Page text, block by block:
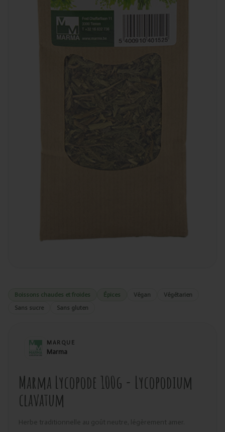
Boissons chaudes et froides Épices Végan
Végétarien
Sans sucre
Sans gluten
MARQUE
Marma
Marma Lycopode 100g - Lycopodium
clavatum
Herbe traditionnelle au goût neutre, légèrement amer.